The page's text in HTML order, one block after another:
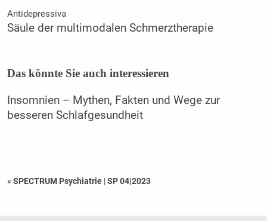
Antidepressiva
Säule der multimodalen Schmerztherapie
Das könnte Sie auch interessieren
Insomnien – Mythen, Fakten und Wege zur
besseren Schlafgesundheit
« SPECTRUM Psychiatrie |SP 04|2023